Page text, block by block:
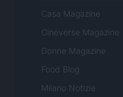
Casa Magazine
Cineverse Magazine
Donne Magazine
Food Blog
Milano Notizie